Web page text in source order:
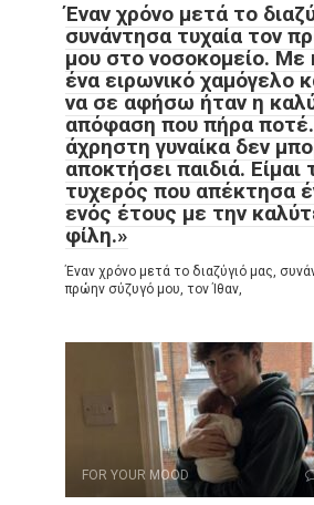
Έναν χρόνο μετά το
συνάντησα τυχαία τον
μου στο νοσοκομείο. Με
ένα ειρωνικό χαμόγελο
να σε αφήσω ήταν η
απόφαση που πήρα
άχρηστη γυναίκα δεν
αποκτήσει παιδιά. Είμαι
τυχερός που απέκτησα
ενός έτους με την
φίλη.»
Έναν χρόνο μετά το διαζύγιό μας,
πρώην σύζυγό μου, τον Ίθαν,
FOR YOUR MOOD